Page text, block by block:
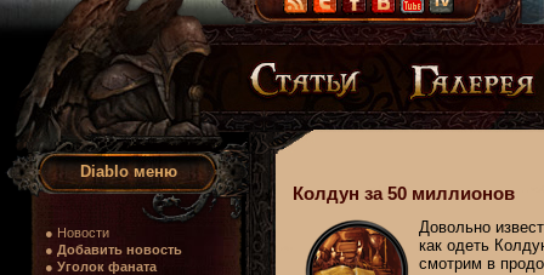
Diablo меню
● Новости
● Добавить новость
● Уголок фаната
Колдун за 50 миллионов
Довольно
как одеть
смотрим в